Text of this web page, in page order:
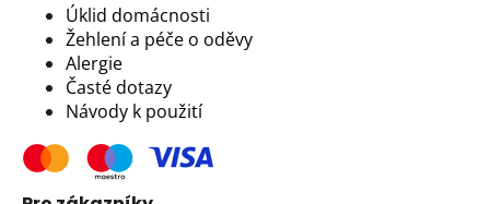
Úklid domácnosti
Žehlení a péče o oděvy
Alergie
Časté dotazy
Návody k použití